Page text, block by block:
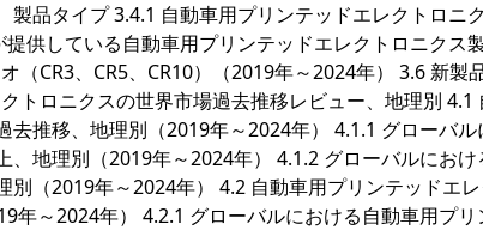
品タイプ 3.4.1 自動車用プリンテッドエレクトロニ
供している自動車用プリンテッドエレクトロニクス
（CR3、CR5、CR10）（2019年～2024年） 3.6 新製
トロニクスの世界市場過去推移レビュー、地理別 4.1
去推移、地理別（2019年～2024年） 4.1.1 グローバ
、地理別（2019年～2024年） 4.1.2 グローバルにお
別（2019年～2024年） 4.2 自動車用プリンテッドエ
年～2024年） 4.2.1 グローバルにおける自動車用プリ